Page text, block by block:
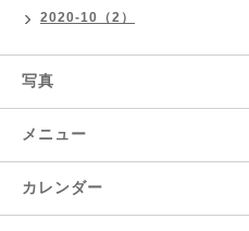
2020-10（2）
写真
メニュー
カレンダー